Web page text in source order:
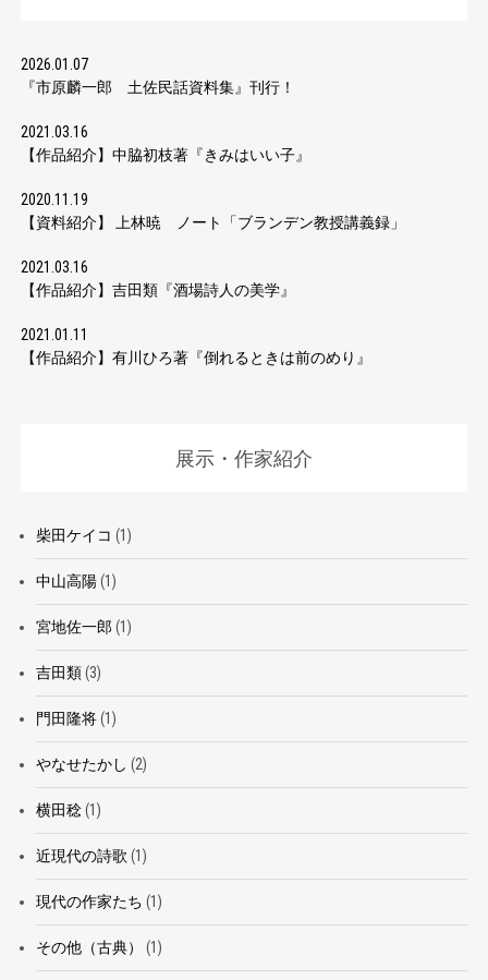
2026.01.07
『市原麟一郎 土佐民話資料集』刊行！
2021.03.16
【作品紹介】中脇初枝著『きみはいい子』
2020.11.19
【資料紹介】 上林暁 ノート「ブランデン教授講義録」
2021.03.16
【作品紹介】吉田類『酒場詩人の美学』
2021.01.11
【作品紹介】有川ひろ著『倒れるときは前のめり』
展示・作家紹介
柴田ケイコ (1)
中山高陽(1)
宮地佐一郎 (1)
吉田類(3)
門田隆将(1)
やなせたかし (2)
横田稔(1)
近現代の詩歌 (1)
現代の作家たち (1)
その他（古典） (1)